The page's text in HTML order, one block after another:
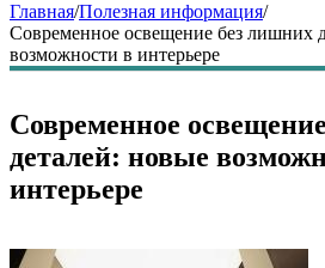
Главная/Полезная информация/
Современное освещение без лишних
возможности в интерьере
Современное
деталей: новые
интерьере